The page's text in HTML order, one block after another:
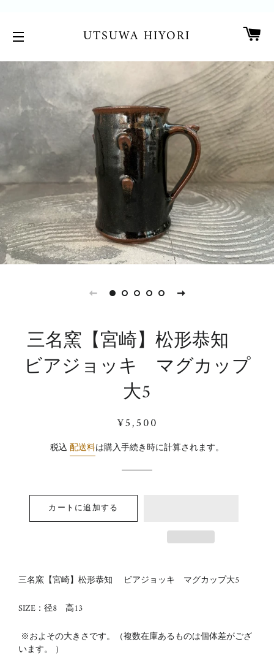
UTSUWA HIYORI
三名窯【宮崎】松形恭知
ビアジョッキ マグカップ
大5
通
価
販
価
¥5,500
税込 配送料は購入手続き時に計算されます。
カートに追加する
三名窯【宮崎】松形恭知 ビアジョッキ マグカップ大5
SIZE：径8 高13
※およその大きさです。（複数在庫あるものは個体差がござ
います。 ）